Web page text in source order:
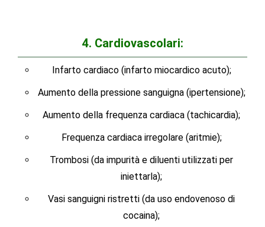
4. Cardiovascolari:
Infarto cardiaco (infarto miocardico acuto);
Aumento della pressione sanguigna (ipertensione);
Aumento della frequenza cardiaca (tachicardia);
Frequenza cardiaca irregolare (aritmie);
Trombosi (da impurità e diluenti utilizzati per
iniettarla);
Vasi sanguigni ristretti (da uso endovenoso di
cocaina);